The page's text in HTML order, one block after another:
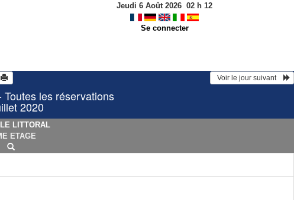
Jeudi 6 Août 2026 02 h 12
Se connecter
  Voir le jour suivant
les réservations
2020
LITTORAL
ETAGE